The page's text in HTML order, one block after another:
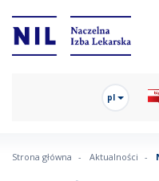
pl
Strona główna Aktualności